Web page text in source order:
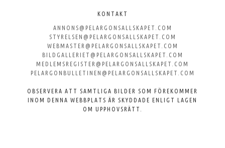
Svenska
Pelargonsällskapet
KONTAKT
ANNONS@PELARGONSALLSKAPET.COM
STYRELSEN@PELARGONSALLSKAPET.COM
WEBMASTER@PELARGONSALLSKAPET.COM
BILDGALLERIET@PELARGONSALLSKAPET.COM
MEDLEMSREGISTER@PELARGONSALLSKAPET.COM
PELARGONBULLETINEN@PELARGONSALLSKAPET.COM
OBSERVERA ATT SAMTLIGA BILDER SOM FÖREKOMMER
INOM DENNA WEBBPLATS ÄR SKYDDADE ENLIGT LAGEN
OM UPPHOVSRÄTT.